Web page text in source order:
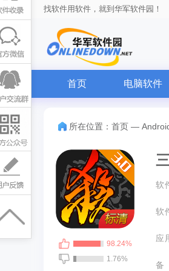
找软件用软件，就到华军软件园！
首页 电脑软件
所在位置： 首页 —
98.24%
1.76%
软
软
应